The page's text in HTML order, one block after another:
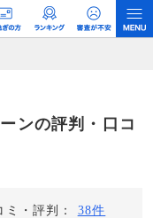
デルです。 ただし、特定の
／ユーザーへの口コミ収集な
す。ンの評判・口コ
・評判： 38件